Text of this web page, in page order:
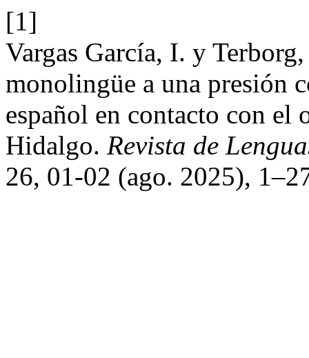
[1]
Vargas García, I. y
monolingüe a una presión
español en contacto con
Hidalgo. Revista de
26, 01-02 (ago. 2025),